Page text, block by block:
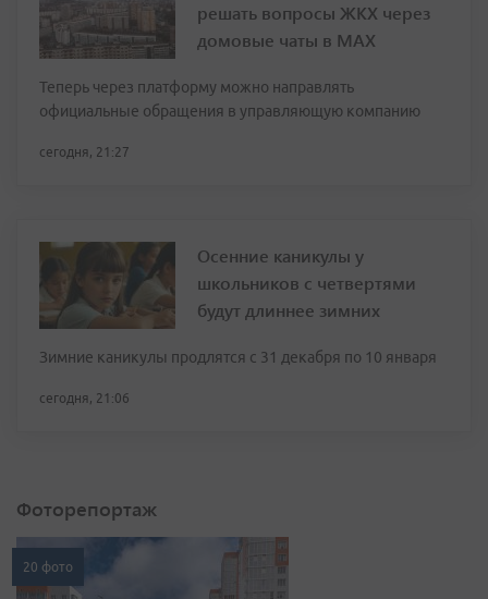
решать вопросы ЖКХ через
домовые чаты в МАХ
Теперь через платформу можно направлять
официальные обращения в управляющую компанию
сегодня, 21:27
Осенние каникулы у
школьников с четвертями
будут длиннее зимних
Зимние каникулы продлятся с 31 декабря по 10 января
сегодня, 21:06
Фоторепортаж
20 фото